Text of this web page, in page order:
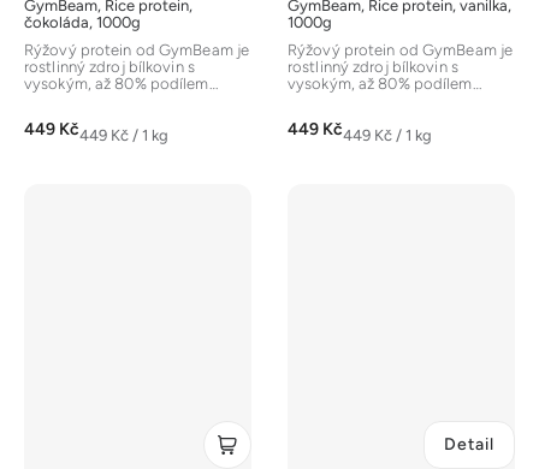
GymBeam, Rice protein,
čokoláda, 1000g
449 KčMěrná
449 Kč / 1 kg
Rýžový protein od GymBeam je
rostlinný zdroj bílkovin s
vysokým, až 80% podílem
GymBeam, Rice protein, vanilka,
1000g
449 KčMěrná
449 Kč / 1 kg
Rýžový protein od GymBeam je
rostlinný zdroj bílkovin s
vysokým, až 80% podílem
Detail